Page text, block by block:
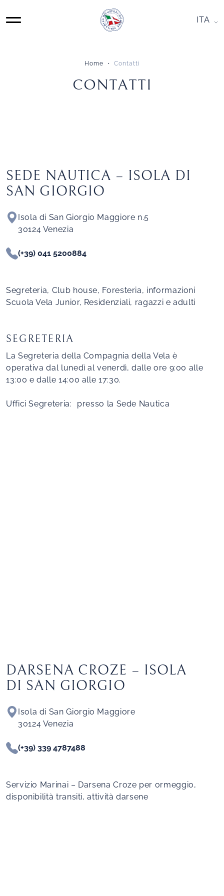
to
MAIN
ITA
Home Contatti
CONTATTI
SEDE NAUTICA – ISOLA DI
SAN GIORGIO
Isola di San Giorgio Maggiore n.5
30124 Venezia
(+39) 041 5200884
Segreteria, Club house, Foresteria, informazioni
Scuola Vela Junior, Residenziali, ragazzi e adulti
SEGRETERIA
La Segreteria della Compagnia della Vela è
operativa dal lunedì al venerdì, dalle ore 9:00 alle
13:00 e dalle 14:00 alle 17:30.
Uffici Segreteria: presso la Sede Nautica
DARSENA CROZE – ISOLA
DI SAN GIORGIO
Isola di San Giorgio Maggiore
30124 Venezia
(+39) 339 4787488
Servizio Marinai – Darsena Croze per ormeggio,
disponibilità transiti, attività darsene